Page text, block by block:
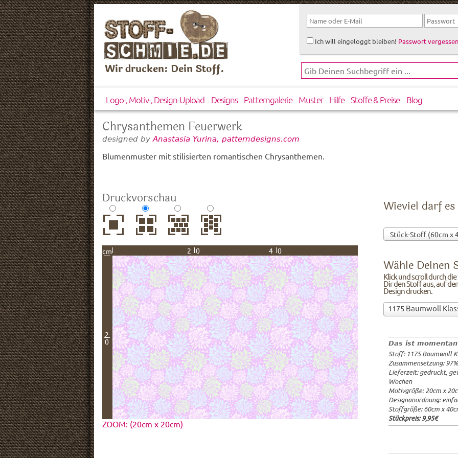
Wir drucken: Dein Stoff.
Ich will eingeloggt bleiben! Passwort
Logo-, Motiv-, Design-Upload Designs Patterngalerie Muster Hilfe Stoffe & Preise Blog
Chrysanthemen Feuerwerk
designed by Anastasia Yurina, patterndesigns.com
Blumenmuster mit stilisierten romantischen Chrysanthemen.
Das ist
Stoff: 1175 Baumwoll
Zusammensetzung:
Lieferzeit: gedruckt,
Wochen
Motivgröße: 20cm x
Designanordnung:
Stoffgröße: 60cm x
Stückpreis:9,95€
Druckvorschau
cm 20 40
2
0
ZOOM: (20cm x 20cm)
Wieviel darf es
Wähle Deinen
Klick und scroll durch
Dir den Stoff aus, auf
Design drucken.
1175 Baumwoll
Gewicht:
Lieferzeit:
20x20cm:
60x40cm:
ab 1m:
ab 10m:
ab 50m:
Wähle
Deinen
und
scroll
durch
die
Stoffübersicht
und
suche
Dir
den
Stoff
dem